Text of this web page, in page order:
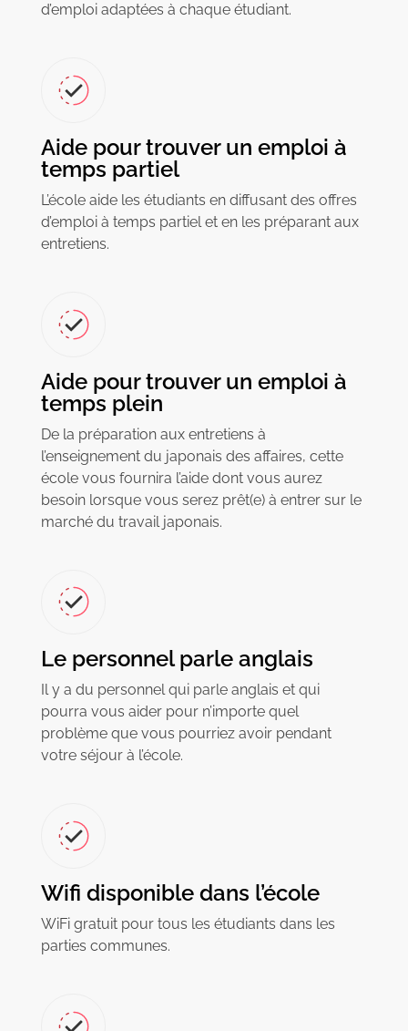
d’emploi adaptées à chaque étudiant.
Aide pour trouver un emploi à
temps partiel
L’école aide les étudiants en diffusant des offres
d’emploi à temps partiel et en les préparant aux
entretiens.
Aide pour trouver un emploi à
temps plein
De la préparation aux entretiens à
l’enseignement du japonais des affaires, cette
école vous fournira l’aide dont vous aurez
besoin lorsque vous serez prêt(e) à entrer sur le
marché du travail japonais.
Le personnel parle anglais
Il y a du personnel qui parle anglais et qui
pourra vous aider pour n’importe quel
problème que vous pourriez avoir pendant
votre séjour à l’école.
Wifi disponible dans l’école
WiFi gratuit pour tous les étudiants dans les
parties communes.